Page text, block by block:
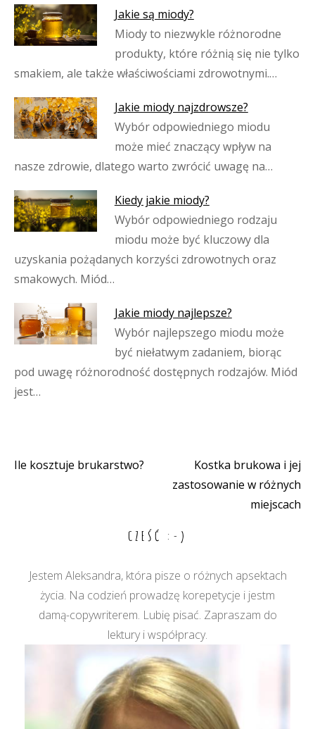
Jakie są miody?
Miody to niezwykle różnorodne
produkty, które różnią się nie tylko
smakiem, ale także właściwościami zdrowotnymi.…
Jakie miody najzdrowsze?
Wybór odpowiedniego miodu
może mieć znaczący wpływ na
nasze zdrowie, dlatego warto zwrócić uwagę na…
Kiedy jakie miody?
Wybór odpowiedniego rodzaju
miodu może być kluczowy dla
uzyskania pożądanych korzyści zdrowotnych oraz
smakowych. Miód…
Jakie miody najlepsze?
Wybór najlepszego miodu może
być niełatwym zadaniem, biorąc
pod uwagę różnorodność dostępnych rodzajów. Miód
jest…
Nawigacja
Ile kosztuje brukarstwo?
Kostka brukowa i jej
zastosowanie w różnych
miejscach
CZEŚĆ :-)
Jestem Aleksandra, która pisze o różnych apsektach
życia. Na codzień prowadzę korepetycje i jestm
damą-copywriterem. Lubię pisać. Zapraszam do
lektury i współpracy.